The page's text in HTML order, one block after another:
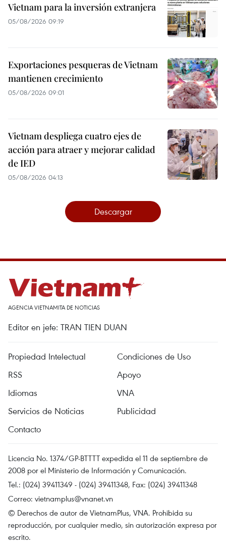
Vietnam para la inversión extranjera
05/08/2026 09:19
Exportaciones pesqueras de Vietnam
mantienen crecimiento
05/08/2026 09:01
Vietnam despliega cuatro ejes de
acción para atraer y mejorar calidad
de IED
05/08/2026 04:13
Descargar
AGENCIA VIETNAMITA DE NOTICIAS
Editor en jefe: TRAN TIEN DUAN
Propiedad Intelectual
Condiciones de Uso
RSS
Apoyo
Idiomas
VNA
Servicios de Noticias
Publicidad
Contacto
Licencia No. 1374/GP-BTTTT expedida el 11 de septiembre de
2008 por el Ministerio de Información y Comunicación.
Tel.: (024) 39411349 - (024) 39411348, Fax: (024) 39411348
Correo: vietnamplus@vnanet.vn
© Derechos de autor de VietnamPlus, VNA. Prohibida su
reproducción, por cualquier medio, sin autorización expresa por
escrito.